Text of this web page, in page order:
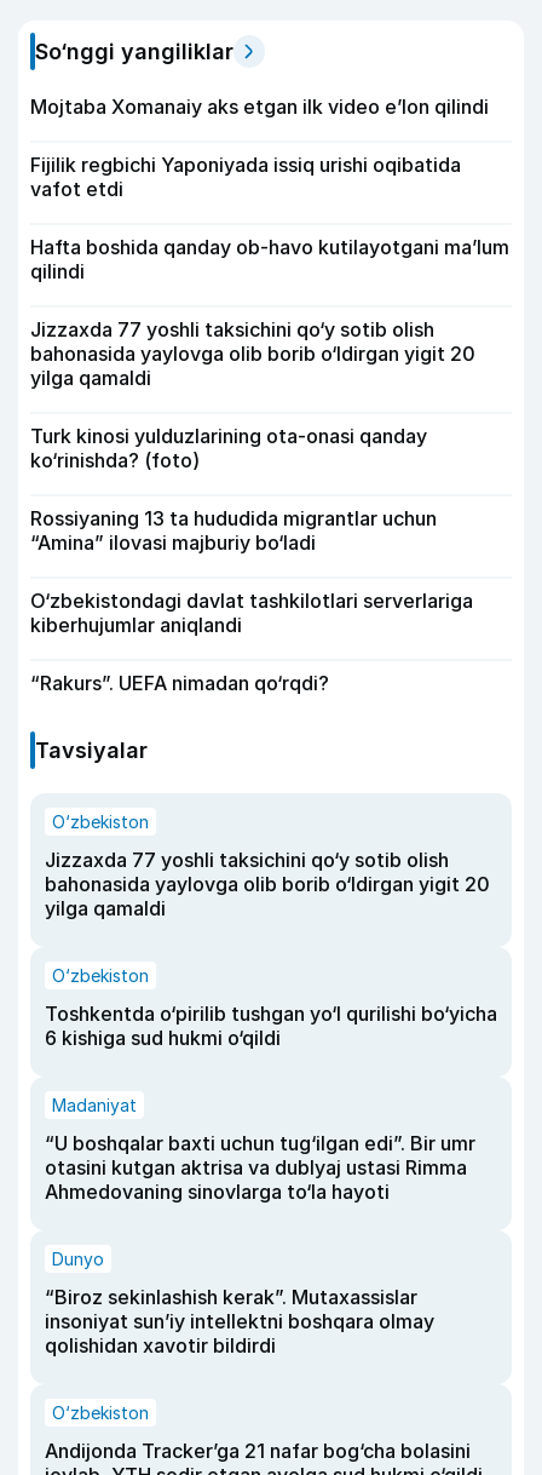
So‘nggi yangiliklar
Mojtaba Xomanaiy aks etgan ilk video e’lon qilindi
Fijilik regbichi Yaponiyada issiq urishi oqibatida
vafot etdi
Hafta boshida qanday ob-havo kutilayotgani ma’lum
qilindi
Jizzaxda 77 yoshli taksichini qo‘y sotib olish
bahonasida yaylovga olib borib o‘ldirgan yigit 20
yilga qamaldi
Turk kinosi yulduzlarining ota-onasi qanday
ko‘rinishda? (foto)
Rossiyaning 13 ta hududida migrantlar uchun
“Amina” ilovasi majburiy bo‘ladi
O‘zbekistondagi davlat tashkilotlari serverlariga
kiberhujumlar aniqlandi
“Rakurs”. UEFA nimadan qo‘rqdi?
Tavsiyalar
O‘zbekiston
Jizzaxda 77 yoshli taksichini qo‘y sotib olish
bahonasida yaylovga olib borib o‘ldirgan yigit 20
yilga qamaldi
O‘zbekiston
Toshkentda o‘pirilib tushgan yo‘l qurilishi bo‘yicha
6 kishiga sud hukmi o‘qildi
Madaniyat
“U boshqalar baxti uchun tug‘ilgan edi”. Bir umr
otasini kutgan aktrisa va dublyaj ustasi Rimma
Ahmedovaning sinovlarga to‘la hayoti
Dunyo
“Biroz sekinlashish kerak”. Mutaxassislar
insoniyat sun’iy intellektni boshqara olmay
qolishidan xavotir bildirdi
O‘zbekiston
Andijonda Tracker’ga 21 nafar bog‘cha bolasini